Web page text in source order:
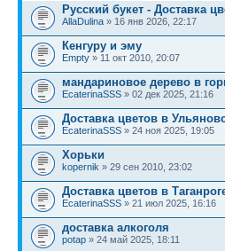
Русский букет - Доставка
AllaDulina » 16 янв 2026, 22:17
Кенгуру и эму
Empty » 11 окт 2010, 20:07
мандариновое дерево в
EcaterinaSSS » 02 дек 2025, 21:16
Доставка цветов в
EcaterinaSSS » 24 ноя 2025, 19:05
Хорьки
kopernik » 29 сен 2010, 23:02
Доставка цветов в
EcaterinaSSS » 21 июл 2025, 16:16
доставка алкоголя
potap » 24 май 2025, 18:11